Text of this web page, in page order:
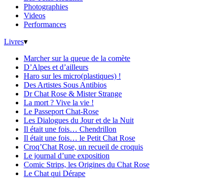
Photographies
Videos
Performances
Livres▾
Marcher sur la queue de la comète
D’Alpes et d’ailleurs
Haro sur les micro(plastiques) !
Des Artistes Sous Antibios
Dr Chat Rose & Mister Strange
La mort ? Vive la vie !
Le Passeport Chat-Rose
Les Dialogues du Jour et de la Nuit
Il était une fois… Chendrillon
Il était une fois… le Petit Chat Rose
Croq’Chat Rose, un recueil de croquis
Le journal d’une exposition
Comic Strips, les Origines du Chat Rose
Le Chat qui Dérape